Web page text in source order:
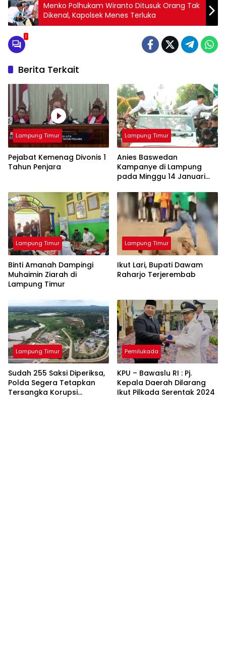
Menko Polhukam Wiranto Ditusuk Orang Tak
Dikenal, Kapolsek Menes Terluka
1
Berita Terkait
Lampung Timur
Pejabat Kemenag Divonis 1
Tahun Penjara
Lampung Timur
Anies Baswedan
Kampanye di Lampung
pada Minggu 14 Januari
Lampung Timur
Binti Amanah Dampingi
Muhaimin Ziarah di
Lampung Timur
Lampung Timur
Ikut Lari, Bupati Dawam
Raharjo Terjerembab
Lampung Timur
Sudah 255 Saksi Diperiksa,
Polda Segera Tetapkan
Tersangka Korupsi
Pemilukada
KPU – Bawaslu RI : Pj.
Kepala Daerah Dilarang
Ikut Pilkada Serentak 2024